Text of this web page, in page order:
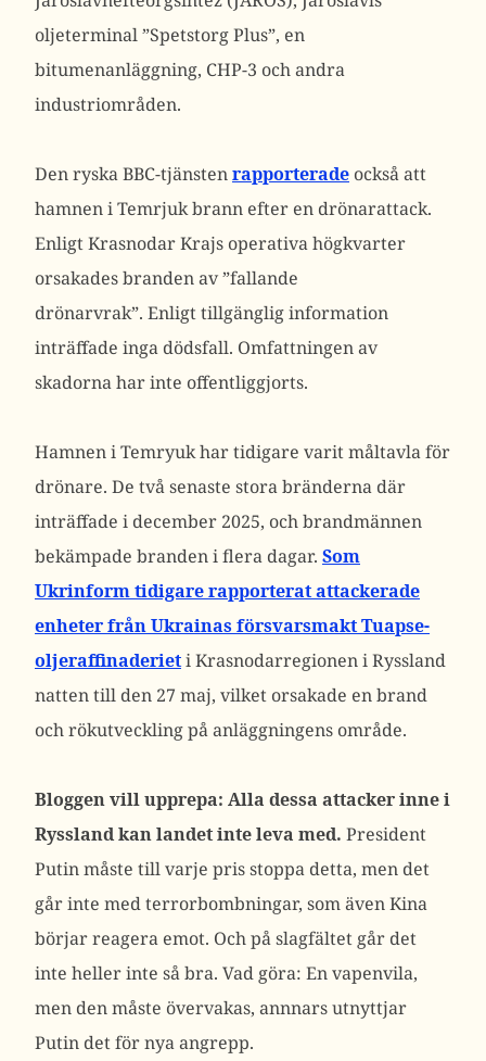
oljeterminal ”Spetstorg Plus”, en
bitumenanläggning, CHP-3 och andra
industriområden.
Den ryska BBC-tjänstenrapporterade också att
hamnen i Temrjuk brann efter en drönarattack.
Enligt Krasnodar Krajs operativa högkvarter
orsakades branden av ”fallande
drönarvrak”. Enligt tillgänglig information
inträffade inga dödsfall. Omfattningen av
skadorna har inte offentliggjorts.
Hamnen i Temryuk har tidigare varit måltavla för
drönare. De två senaste stora bränderna där
inträffade i december 2025, och brandmännen
bekämpade branden i flera dagar. Som
Ukrinform tidigare rapporterat attackerade
enheter från Ukrainas försvarsmakt Tuapse-
oljeraffinaderieti Krasnodarregionen i Ryssland
natten till den 27 maj, vilket orsakade en brand
och rökutveckling på anläggningens område.
Bloggen vill upprepa: Alla dessa attacker inne i
Ryssland kan landet inte leva med. President
Putin måste till varje pris stoppa detta, men det
går inte med terrorbombningar, som även Kina
börjar reagera emot. Och på slagfältet går det
inte heller inte så bra. Vad göra: En vapenvila,
men den måste övervakas, annnars utnyttjar
Putin det för nya angrepp.